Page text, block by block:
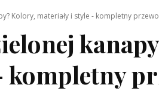
Kolory, materiały i style - kompletny
kompletny